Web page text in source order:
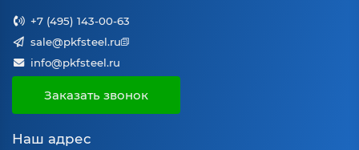
+7 (495) 143-00-63
sale@pkfsteel.ru
info@pkfsteel.ru
Заказать звонок
Наш адрес